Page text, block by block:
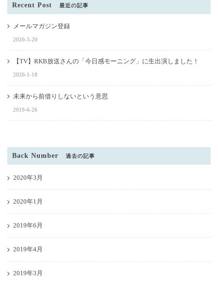
Recent Post 最近の記事
メールマガジン登録
2020-3-20
【TV】RKB放送さんの「今日感モーニング」に生出演しました！
2020-1-18
未来から前借りしないという意思
2019-6-26
Back Number 過去の記事
2020年3月
2020年1月
2019年6月
2019年4月
2019年3月